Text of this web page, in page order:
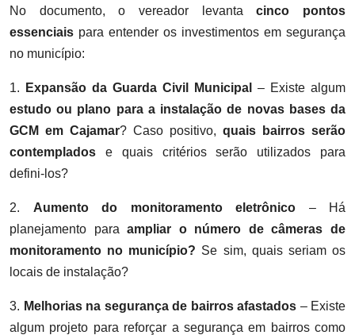
No documento, o vereador levantacinco pontos
essenciais para entender os investimentos em segurança
no município:
1. Expansão da Guarda Civil Municipal
– Existe algum
estudo ou plano para a instalação de novas bases da
GCM em Cajamar? Caso positivo, quais
bairros serão
contemplados
e quais critérios serão utilizados para
defini-los?
2. Aumento do monitoramento eletrônico – Há
planejamento paraampliar o número de câmeras de
monitoramento no município? Se sim, quais seriam os
locais de instalação?
3. Melhorias na segurança de bairros afastados – Existe
algum projeto para reforçar a segurança em bairros como